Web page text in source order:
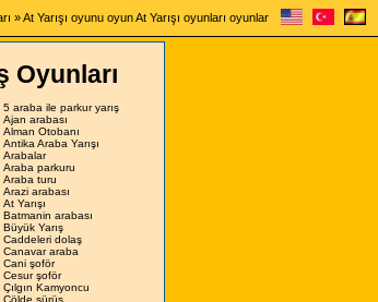
» At Yarışı oyunu oyun At Yarışı oyunları oyunlar
Oyunları
5 araba ile parkur yarış
Ajan arabası
Alman Otobanı
Antika Araba Yarışı
Arabalar
Araba parkuru
Araba turu
Arazi arabası
At Yarışı
Batmanin arabası
Büyük Yarış
Caddeleri dolaş
Canavar araba
Cani şoför
Cesur şoför
Çılgın Kamyoncu
Çölde sürüş